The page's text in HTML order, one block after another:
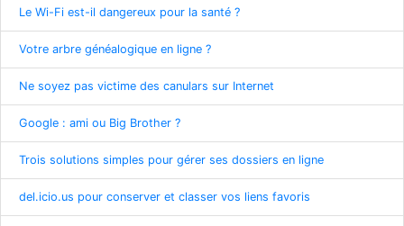
Le Wi-Fi est-il dangereux pour la santé ?
Votre arbre généalogique en ligne ?
Ne soyez pas victime des canulars sur Internet
Google : ami ou Big Brother ?
Trois solutions simples pour gérer ses dossiers en ligne
del.icio.us pour conserver et classer vos liens favoris